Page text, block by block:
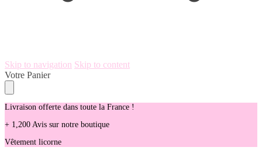
Skip to navigation Skip to content
Votre Panier
Livraison offerte dans toute la France !
+ 1,200 Avis sur notre boutique
Vêtement licorne